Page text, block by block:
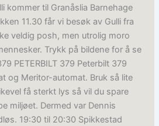
kommer til Granåslia Barnehage
11.30 får vi besøk av Gulli fra
veldig posh, men utrolig moro
Trykk på bildene for å se
PETERBILT 379 Peterbilt 379
og Meritor-automat. Bruk så lite
få sterkt lys så vil du spare
miljøet. Dermed var Dennis
19:30 til 20:30 Spikkestad